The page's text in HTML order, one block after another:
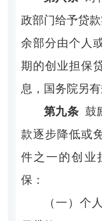
政部门给予贷
余部分由个人
期的创业担保
息，国务院另有
第九条 鼓
款逐步降低或
件之一的创业
保：
（一）个